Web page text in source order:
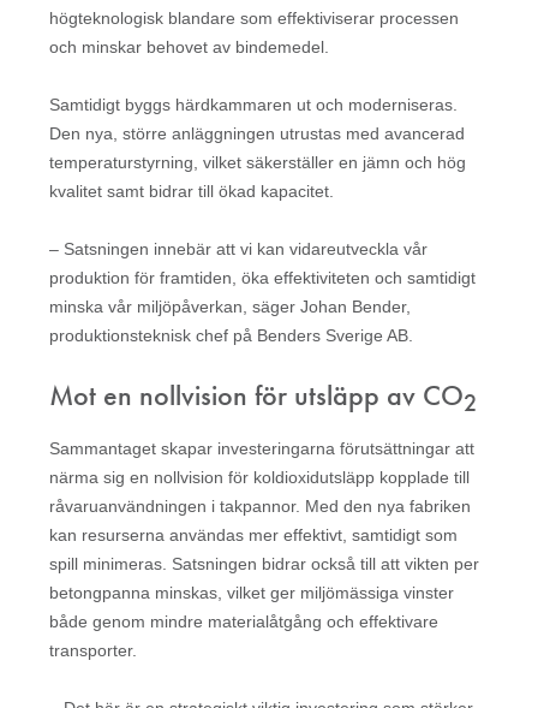
högteknologisk blandare som effektiviserar processen
och minskar behovet av bindemedel.
Samtidigt byggs härdkammaren ut och moderniseras.
Den nya, större anläggningen utrustas med avancerad
temperaturstyrning, vilket säkerställer en jämn och hög
kvalitet samt bidrar till ökad kapacitet.
– Satsningen innebär att vi kan vidareutveckla vår
produktion för framtiden, öka effektiviteten och samtidigt
minska vår miljöpåverkan, säger Johan Bender,
produktionsteknisk chef på Benders Sverige AB.
Mot en nollvision för utsläpp av CO2
Sammantaget skapar investeringarna förutsättningar att
närma sig en nollvision för koldioxidutsläpp kopplade till
råvaruanvändningen i takpannor. Med den nya fabriken
kan resurserna användas mer effektivt, samtidigt som
spill minimeras. Satsningen bidrar också till att vikten per
betongpanna minskas, vilket ger miljömässiga vinster
både genom mindre materialåtgång och effektivare
transporter.